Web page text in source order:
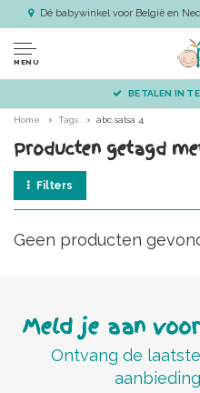
Dé babywinkel voor België en
MENU
BETALEN IN
Home Tags abc salsa 4
Producten getagd
Filters
Geen producten
Meld je aan
Ontvang de